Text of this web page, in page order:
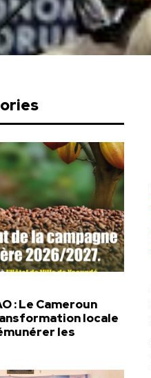
: Le Cameroun
locale
les